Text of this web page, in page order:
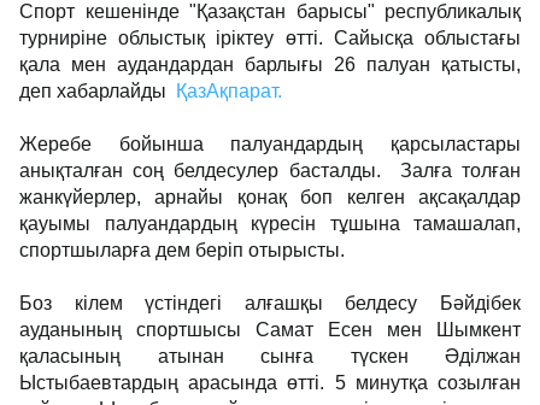
Спорт кешенінде "Қазақстан барысы" республикалық
турниріне облыстық іріктеу өтті. Сайысқа облыстағы
қала мен аудандардан барлығы 26 палуан қатысты,
деп хабарлайды
ҚазАқпарат.
Жеребе бойынша палуандардың қарсыластары
анықталған соң белдесулер басталды. Залға толған
жанкүйерлер, арнайы қонақ боп келген ақсақалдар
қауымы палуандардың күресін тұшына тамашалап,
спортшыларға дем беріп отырысты.
Боз кілем үстіндегі алғашқы белдесу Бәйдібек
ауданының спортшысы Самат Есен мен Шымкент
қаласының атынан сынға түскен Әділжан
Ыстыбаевтардың арасында өтті. 5 минутқа созылған